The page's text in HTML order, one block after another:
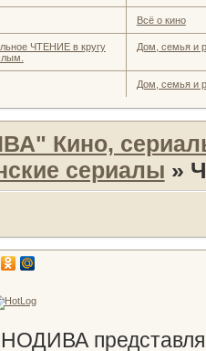
Всё о кино
ЧТЕНИЕ в кругу
Дом, семья и
Дом, семья и
Кино,
сериалы »